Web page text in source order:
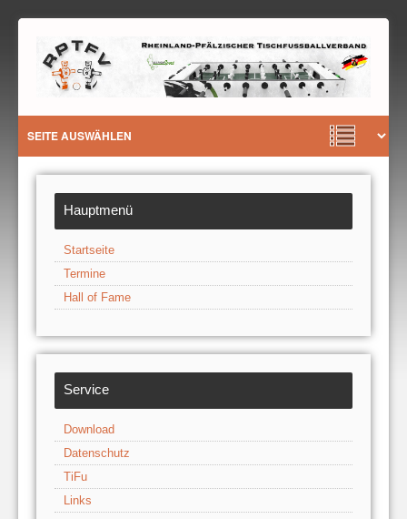
Hauptmenü
Startseite
Termine
Hall of Fame
Service
Download
Datenschutz
TiFu
Links